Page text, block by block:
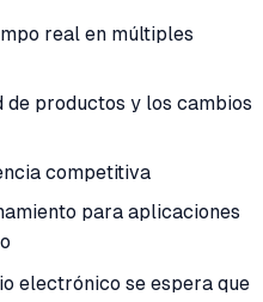
real en múltiples
productos y los cambios
competitiva
para aplicaciones
electrónico se espera que